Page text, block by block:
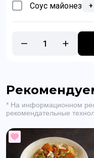
Соус майонез +
1
* На информационном
рекомендательные